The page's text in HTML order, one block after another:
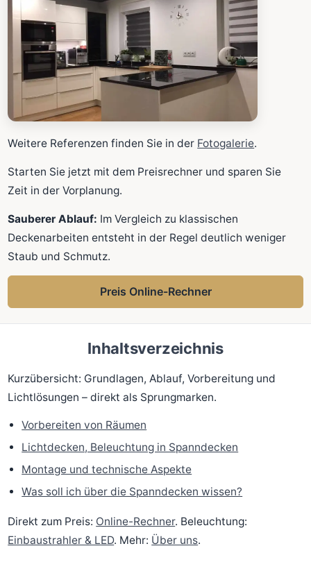
Weitere Referenzen finden Sie in der Fotogalerie.
Starten Sie jetzt mit dem Preisrechner und sparen Sie
Zeit in der Vorplanung.
Sauberer Ablauf: Im Vergleich zu klassischen
Deckenarbeiten entsteht in der Regel deutlich weniger
Staub und Schmutz.
Preis Online-Rechner
Inhaltsverzeichnis
Kurzübersicht: Grundlagen, Ablauf, Vorbereitung und
Lichtlösungen – direkt als Sprungmarken.
Vorbereiten von Räumen
Lichtdecken, Beleuchtung in Spanndecken
Montage und technische Aspekte
Was soll ich über die Spanndecken wissen?
Direkt zum Preis: Online-Rechner. Beleuchtung:
Einbaustrahler & LED. Mehr: Über uns.